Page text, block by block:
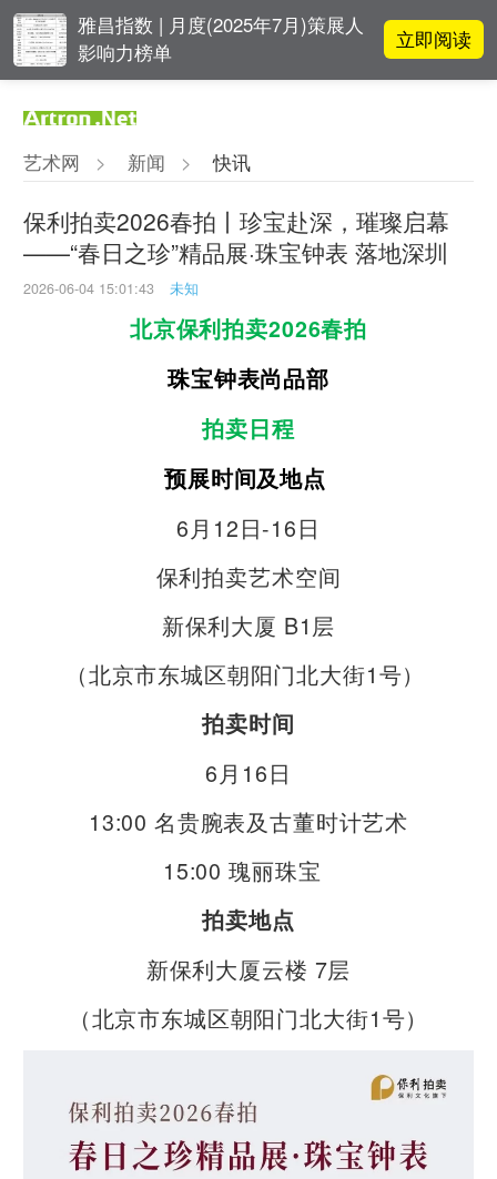
雅昌指数 | 月度(2025年7月)策展人
影响力榜单
立即阅读
翟莫梵：绘画少年的广阔天空
周杰伦都要去的伦敦弗里兹，到底
有多火爆？
艺术网 > 新闻 > 快讯
保利拍卖2026春拍丨珍宝赴深，璀璨启幕
——“春日之珍”精品展·珠宝钟表 落地深圳
2026-06-04 15:01:43 未知
北京保利拍卖2026春拍
珠宝钟表尚品部
拍卖日程
预展时间及地点
6月12日-16日
保利拍卖艺术空间
新保利大厦 B1层
（北京市东城区朝阳门北大街1号）
拍卖时间
6月16日
13:00 名贵腕表及古董时计艺术
15:00 瑰丽珠宝
拍卖地点
新保利大厦云楼 7层
（北京市东城区朝阳门北大街1号）